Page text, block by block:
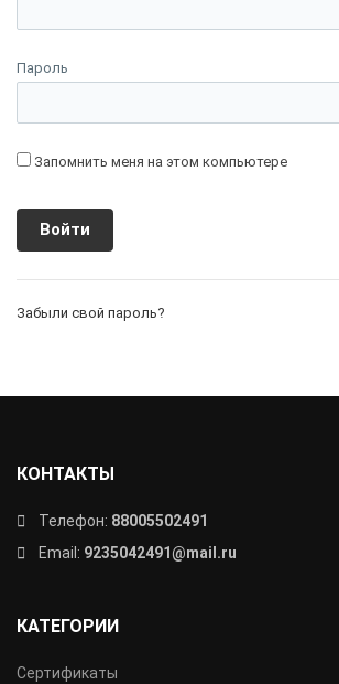
Пароль
Запомнить меня на этом компьютере
Забыли свой пароль?
КОНТАКТЫ
Телефон: 88005502491
Email: 9235042491@mail.ru
КАТЕГОРИИ
Сертификаты